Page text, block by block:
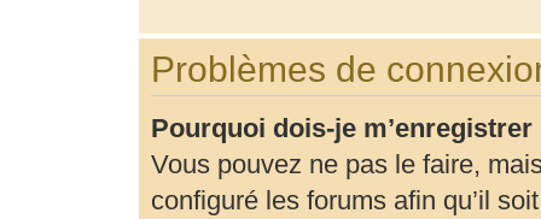
Problèmes de
Pourquoi dois-je m’enregistrer
Vous pouvez ne pas le faire,
configuré les forums afin qu’il